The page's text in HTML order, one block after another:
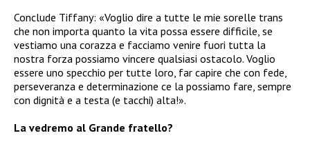
Conclude Tiffany: «Voglio dire a tutte le mie sorelle trans
che non importa quanto la vita possa essere difficile, se
vestiamo una corazza e facciamo venire fuori tutta la
nostra forza possiamo vincere qualsiasi ostacolo. Voglio
essere uno specchio per tutte loro, far capire che con fede,
perseveranza e determinazione ce la possiamo fare, sempre
con dignità e a testa (e tacchi) alta!».
La vedremo al Grande fratello?